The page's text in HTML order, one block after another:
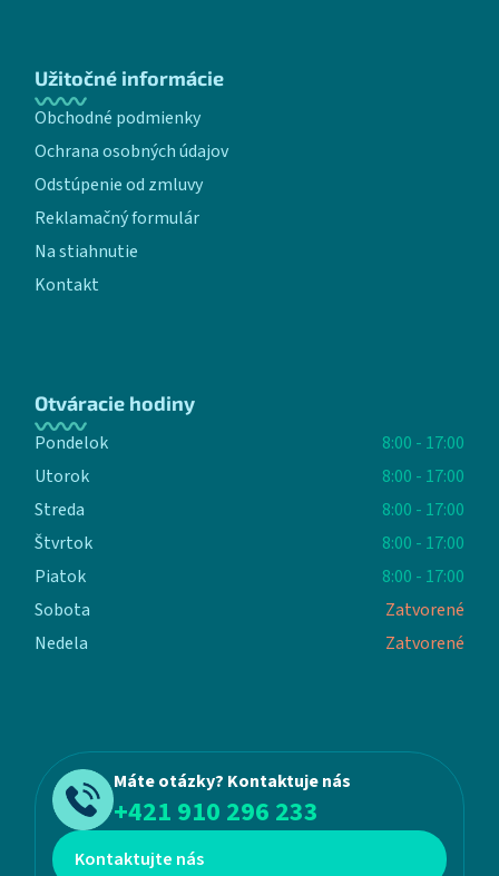
Užitočné informácie
Obchodné podmienky
Ochrana osobných údajov
Odstúpenie od zmluvy
Reklamačný formulár
Na stiahnutie
Kontakt
Otváracie hodiny
Pondelok
8:00 - 17:00
Utorok
8:00 - 17:00
Streda
8:00 - 17:00
Štvrtok
8:00 - 17:00
Piatok
8:00 - 17:00
Sobota
Zatvorené
Nedela
Zatvorené
Máte otázky? Kontaktuje nás
+421 910 296 233
Kontaktujte nás